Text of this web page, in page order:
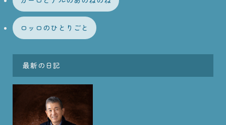
ロッロのひとりごと
最新の日記